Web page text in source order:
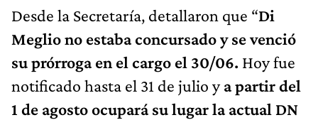
Desde la Secretaría, detallaron que “Di
Meglio no estaba concursado y se venció
su prórroga en el cargo el 30/06. Hoy fue
notificado hasta el 31 de julio ya partir del
1 de agosto ocupará su lugar la actual DN